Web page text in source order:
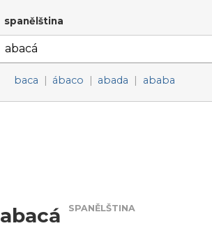
spanělština
baca | ábaco | abada | ababa
abacá SPANĚLŠTINA